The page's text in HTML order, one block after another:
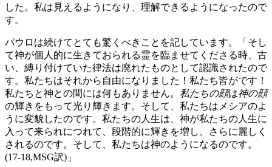
した。私は見えるようになり、理解できるようになったので
す。
パウロは続けてとても驚くべきことを記しています。「そし
て神が個人的に生きておられる霊を臨ませてくださる時、古
い、縛り付けていた律法は廃れたものとして認識されたので
す。私たちはそれから自由になりました！私たち皆がです！
私たちと神との間には何もありません。 私たちの顔は神の顔
の輝きをもって光り輝きます。そして、私たちはメシアのよ
うに変貌したのです。私たちの人生は、神が私たちの人生に
入って来られにつれて、段階的に輝きを増し、さらに麗しく
されるのです。そして、私たちは神のようになるのです。
(17-18,MSG訳)」